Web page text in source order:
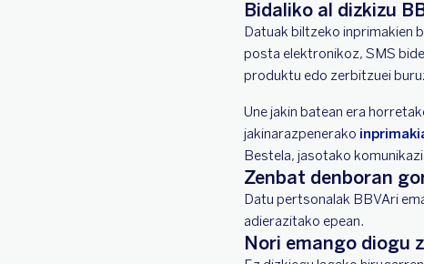
Bidaliko al dizkizu
Datuak biltzeko inprimakien
posta elektronikoz, SMS
produktu edo zerbitzuei
Une jakin batean era
jakinarazpenerako
Bestela, jasotako
Zenbat denboran
Datu pertsonalak BBVAri
adierazitako epean.
Nori emango diogu